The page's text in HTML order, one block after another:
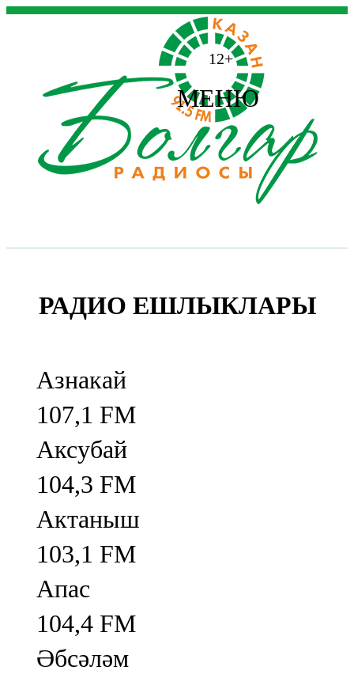
12+
МЕНЮ
РАДИО ЕШЛЫКЛАРЫ
Азнакай
107,1 FM
Аксубай
104,3 FM
Актаныш
103,1 FM
Апас
104,4 FM
Әбсәләм